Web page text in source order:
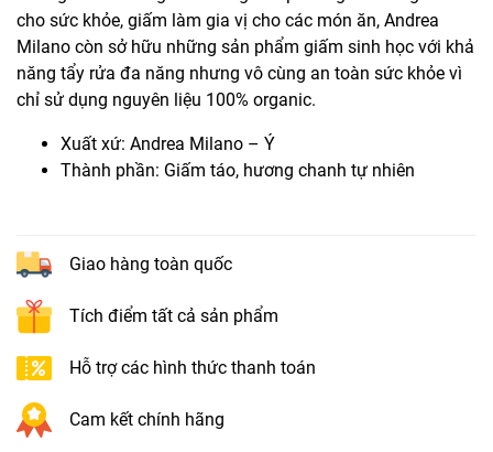
cho sức khỏe, giấm làm gia vị cho các món ăn, Andrea
Milano còn sở hữu những sản phẩm giấm sinh học với khả
năng tẩy rửa đa năng nhưng vô cùng an toàn sức khỏe vì
chỉ sử dụng nguyên liệu 100% organic.
Xuất xứ: Andrea Milano – Ý
Thành phần: Giấm táo, hương chanh tự nhiên
Giao hàng toàn quốc
Tích điểm tất cả sản phẩm
Hỗ trợ các hình thức thanh toán
Cam kết chính hãng